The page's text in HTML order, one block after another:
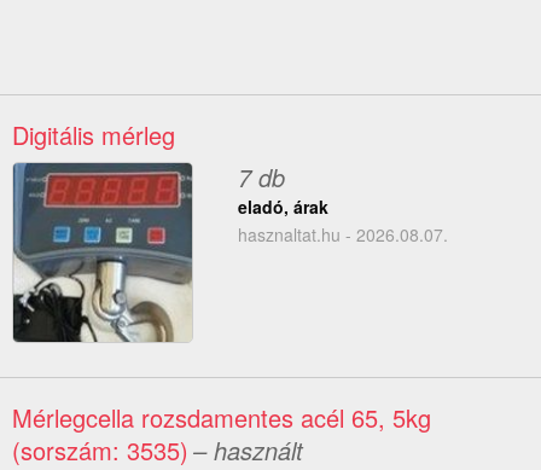
Digitális mérleg
7 db
eladó, árak
hasznaltat.hu - 2026.08.07.
Mérlegcella rozsdamentes acél 65, 5kg
(sorszám: 3535) – használt